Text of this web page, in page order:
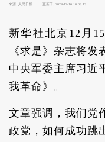
来源: 人民日报 更新于: 2024-12-16 10:03:13
新华社北京12月
《求是》杂志将发
中央军委主席习近
我革命》。
文章强调，我们党
政党，如何成功跳